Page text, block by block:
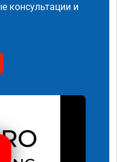
консультации и